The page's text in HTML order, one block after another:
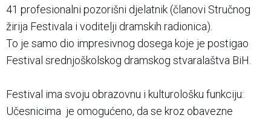
41 profesionalni pozorišni djelatnik (članovi Stručnog
žirija Festivala i voditelji dramskih radionica).
To je samo dio impresivnog dosega koje je postigao
Festival srednjoškolskog dramskog stvaralaštva BiH.
Festival ima svoju obrazovnu i kulturološku funkciju:
Učesnicima je omogućeno, da se kroz obavezne